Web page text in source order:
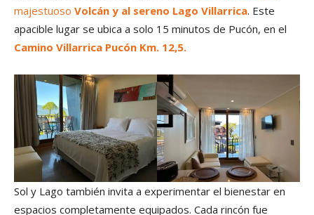
majestuoso Volcán y al sereno Lago Villarrica. Este
apacible lugar se ubica a solo 15 minutos de Pucón, en el
Camino Villarrica Pucón Km. 12,5.
Sol y Lago también invita a experimentar el bienestar en
espacios completamente equipados. Cada rincón fue